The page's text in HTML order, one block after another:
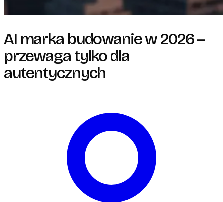
AI marka budowanie w 2026 –
przewaga tylko dla
autentycznych